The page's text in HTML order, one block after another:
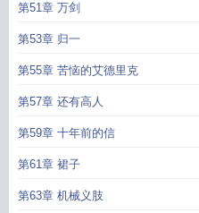
第51章 万剑
第53章 归一
第55章 苦恼的艾德里克
第57章 还有高人
第59章 十年前的信
第61章 裙子
第63章 机械义肢